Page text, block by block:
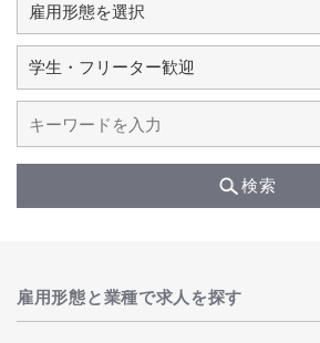
検索
雇用形態と業種で求人を探す